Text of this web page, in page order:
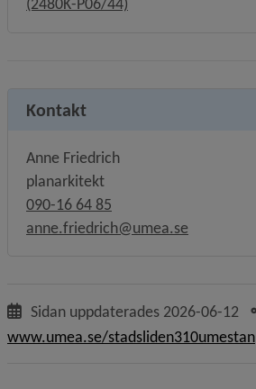
Kontakt
Anne Friedrich
planarkitekt
090-16 64 85
anne.friedrich@umea.se
Sidan uppdaterades 2026-06-12
www.umea.se/stadsliden310umestan